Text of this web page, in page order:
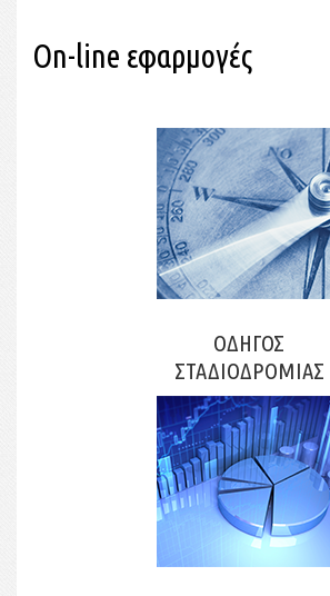
On-line εφαρμογές
ΟΔΗΓΟΣ
ΣΤΑΔΙΟΔΡΟΜΙΑΣ